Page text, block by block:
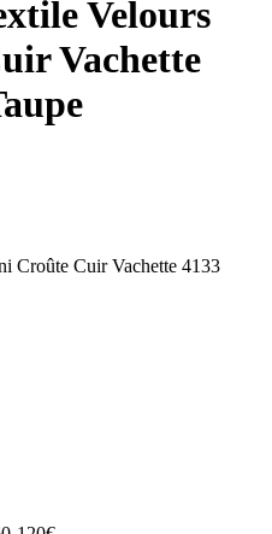
Velours
Vachette
Croûte Cuir Vachette 4133